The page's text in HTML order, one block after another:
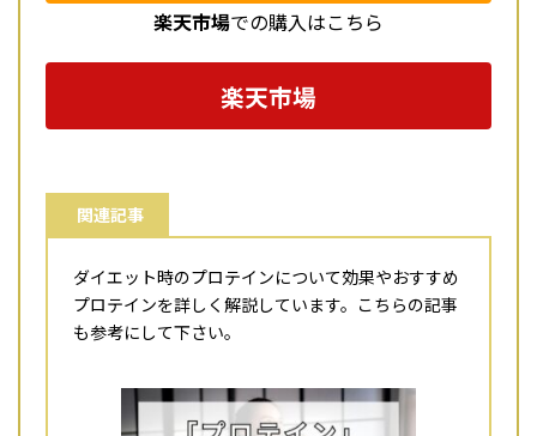
楽天市場での購入はこちら
楽天市場
関連記事
ダイエット時のプロテインについて効果やおすすめ
プロテインを詳しく解説しています。こちらの記事
も参考にして下さい。